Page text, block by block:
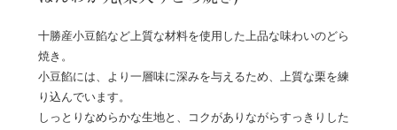
十勝産小豆餡など上質な材料を使用した上品な味わいのどら
焼き。
小豆餡には、より一層味に深みを与えるため、上質な栗を練
り込んでいます。
しっとりなめらかな生地と、コクがありながらすっきりした